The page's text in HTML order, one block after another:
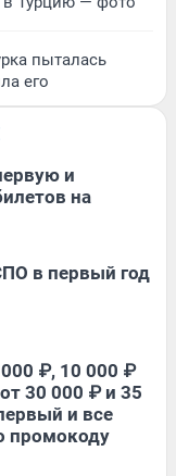
пыталась
его
и
на
в первый год
₽, 10 000 ₽
30 000 ₽ и 35
и все
промокоду